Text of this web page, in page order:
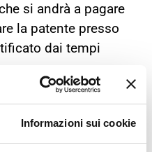
Informazioni sui cookie
si andrà a pagare
la patente presso
dai tempi